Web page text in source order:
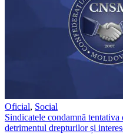
Oficial, Social
Sindicatele condamnă
detrimentul drepturilor și